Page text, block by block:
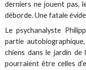
derniers ne jouent pas,
déborde. Une fatale
Le psychanalyste
partie
chiens dans le jardin de
pourraient être celles